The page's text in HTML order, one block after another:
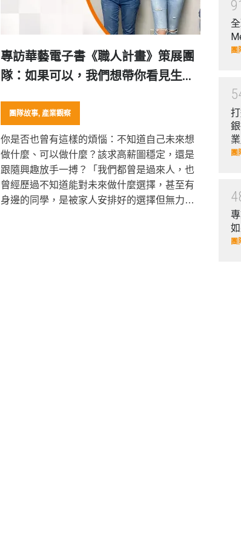
專訪華藝電子書《職人計畫》策展團
隊：如果可以，我們想帶你看見生命
團隊故事, 產業觀察
你是否也曾有這樣的煩惱：不知道自己未來想
做什麼、可以做什麼？該求高薪圖穩定，還是
跟隨興趣放手一搏？「我們都曾是過來人，也
曾經歷過不知道能對未來做什麼選擇，甚至有
身邊的同學，是被家人安排好的選擇但無力反
91
團
5
團
4
團